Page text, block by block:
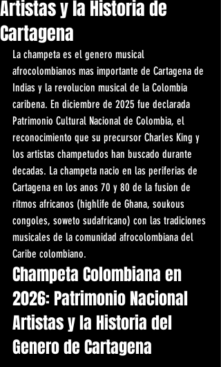
Artistas y la Historia de
Cartagena
La champeta es el genero musical
afrocolombianos mas importante de Cartagena de
Indias y la revolucion musical de la Colombia
caribena. En diciembre de 2025 fue declarada
Patrimonio Cultural Nacional de Colombia, el
reconocimiento que su precursor Charles King y
los artistas champetudos han buscado durante
decadas. La champeta nacio en las periferias de
Cartagena en los anos 70 y 80 de la fusion de
ritmos africanos (highlife de Ghana, soukous
congoles, soweto sudafricano) con las tradiciones
musicales de la comunidad afrocolombiana del
Caribe colombiano.
Champeta Colombiana en
2026: Patrimonio Nacional
Artistas y la Historia del
Genero de Cartagena